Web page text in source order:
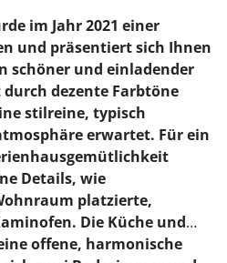
im Jahr 2021 einer
und präsentiert sich Ihnen
schöner und einladender
dezente Farbtöne
stilreine, typisch
erwartet. Für ein
Details, wie
platzierte,
Die Küche und
offene, harmonische